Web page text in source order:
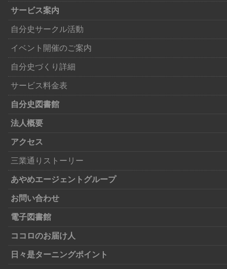
サービス案内
自分史サークル活動
イベント開催のご案内
自分史づくり詳細
サービス料金表
自分史図書館
法人概要
アクセス
三業通りストーリー
あやめエージェントグループ
お問い合わせ
電子図書館
ココロのお届け人
日々是ターニングポイント